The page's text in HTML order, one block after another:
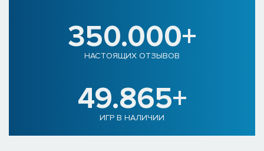
350.000+
НАСТОЯЩИХ ОТЗЫВОВ
49.865+
ИГР В НАЛИЧИИ